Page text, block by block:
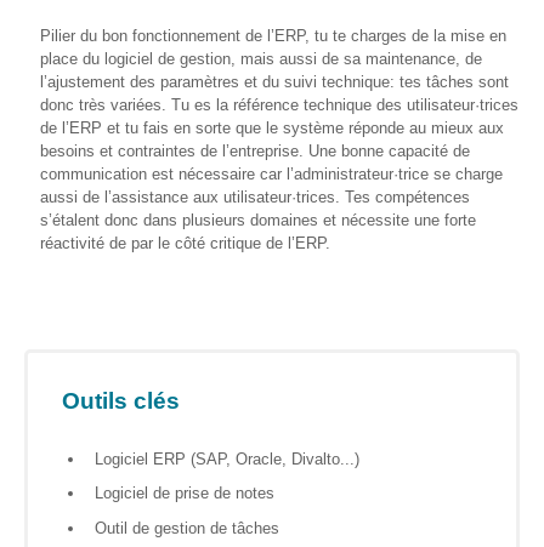
Pilier du bon fonctionnement de l’ERP, tu te charges de la mise en
place du logiciel de gestion, mais aussi de sa maintenance, de
l’ajustement des paramètres et du suivi technique: tes tâches sont
donc très variées. Tu es la référence technique des utilisateur·trices
de l’ERP et tu fais en sorte que le système réponde au mieux aux
besoins et contraintes de l’entreprise. Une bonne capacité de
communication est nécessaire car l’administrateur·trice se charge
aussi de l’assistance aux utilisateur·trices. Tes compétences
s’étalent donc dans plusieurs domaines et nécessite une forte
réactivité de par le côté critique de l’ERP.
Outils clés
Logiciel ERP (SAP, Oracle, Divalto...)
Logiciel de prise de notes
Outil de gestion de tâches
– Aider son
public avec le
numérique
Pour
les
ainé·es
Formations
sur mesure
Numérique
ainé·es
Déclics